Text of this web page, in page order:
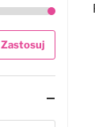
Zastosuj